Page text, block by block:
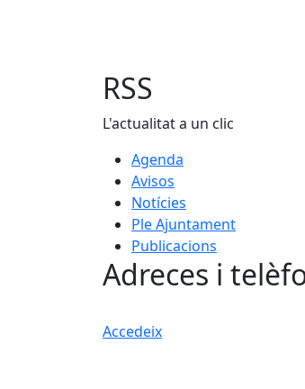
RSS
L'actualitat a un clic
Agenda
Avisos
Notícies
Ple Ajuntament
Publicacions
Adreces i
Accedeix